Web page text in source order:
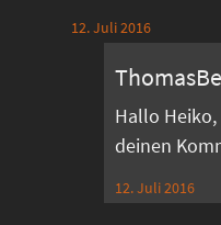
12. Juli 2016
Hallo
deinen
12. Juli 2016